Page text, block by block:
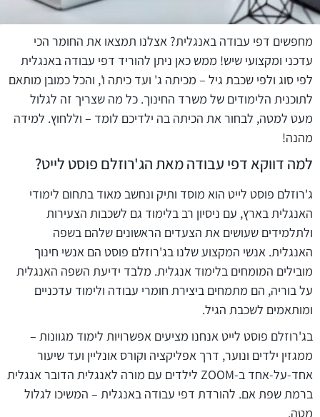
מחפשים דפי עבודה באנגלית? אצלנו תמצאו את החומר הכי
עדכני ומקצועי שיש! ממש כאן ניתן להוריד דפי עבודה באנגלית
לפי סוג ולפי שכבת גיל – מכיתה ג' ועד כיתה ו', והכל כמובן מותאם
לתוכנית הלימודים של משרד החינוך. כל מה שצריך זה לגלול
מעט למטה, לבחור את הכיתה בה ילדיכם לומד – וללחוץ. למידה
מהנה!
למה דווקא דפי עבודה מאת הג'רוזלם פוסט לייט?
ג'רוזלם פוסט לייט הוא מוסד ותיק ונחשב מאוד בתחום לימודי
האנגלית בארץ, עם ניסיון רב בלימוד גם לשכבות הצעירות
ולתלמידים שעושים את הצעדים הראשונים שלהם בשפה
האנגלית. אנשי המקצוע שלנו בג'רוזלם פוסט הם אנשי חינוך
מובילים המומחים בלימוד אנגלית. מלבד ידיעת השפה האנגלית
על בוריה, הם מתמחים ביצירת חומרי עבודה ולימוד עדכניים
ומותאמים לשכבת הגיל.
בג'רוזלם פוסט לייט אנחנו מציעים אפשרויות לימוד מגוונות –
ממגזין ילדים ונוער, דרך אפליקציה וקורס אונליין ועד שיעור
אחד-על-אחד ב-ZOOM לילדים עם מורה לאנגלית הדובר אנגלית
ברמת שפת אם. להורדת דפי עבודה באנגלית – המשיכו לגלול
מטה.